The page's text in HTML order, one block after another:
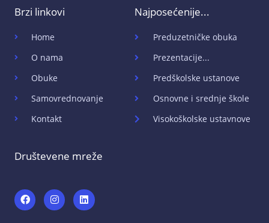
Brzi linkovi
Home
O nama
Obuke
Samovrednovanje
Kontakt
Najposećenije...
Preduzetničke obuka
Prezentacije...
Predškolske ustanove
Osnovne i srednje škole
Visokoškolske ustavnove
Društevene mreže
F
a
c
I
n
s
L
i
n